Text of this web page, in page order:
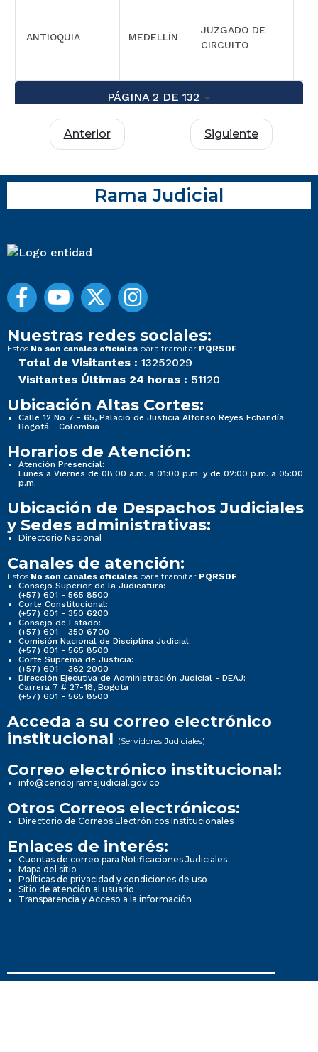
ANTIOQUIA MEDELLÍN
JUZGADO DE
CIRCUITO
PÁGINA 2 DE 132
Anterior Siguiente
Rama Judicial
Nuestras redes sociales:
Estos No son canales oficiales para tramitar PQRSDF
Total de Visitantes : 13252029
Visitantes Últimas 24 horas : 51120
Ubicación Altas Cortes:
Calle 12 No 7 - 65, Palacio de Justicia Alfonso Reyes Echandía
Bogotá - Colombia
Horarios de Atención:
Atención Presencial:
Lunes a Viernes de 08:00 a.m. a 01:00 p.m. y de 02:00 p.m. a 05:00
p.m.
Ubicación de Despachos Judiciales
y Sedes administrativas:
Directorio Nacional
Canales de atención:
Estos No son canales oficiales para tramitar PQRSDF
Consejo Superior de la Judicatura:
(+57) 601 - 565 8500
Corte Constitucional:
(+57) 601 - 350 6200
Consejo de Estado:
(+57) 601 - 350 6700
Comisión Nacional de Disciplina Judicial:
(+57) 601 - 565 8500
Corte Suprema de Justicia:
(+57) 601 - 362 2000
Dirección Ejecutiva de Administración Judicial - DEAJ:
Carrera 7 # 27-18, Bogotá
(+57) 601 - 565 8500
Acceda a su correo electrónico
institucional (Servidores Judiciales)
Correo electrónico institucional:
info@cendoj.ramajudicial.gov.co
Otros Correos electrónicos:
Directorio de Correos Electrónicos Institucionales
Enlaces de interés:
Cuentas de correo para Notificaciones Judiciales
Mapa del sitio
Políticas de privacidad y condiciones de uso
Sitio de atención al usuario
Transparencia y Acceso a la información